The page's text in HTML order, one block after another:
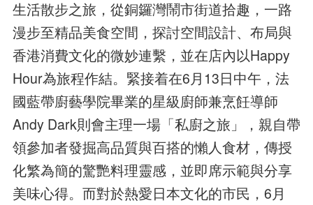
生活散步之旅，從銅鑼灣鬧市街道拾趣，一路
漫步至精品美食空間，探討空間設計、布局與
香港消費文化的微妙連繫，並在店內以Happy
Hour為旅程作結。緊接着在6月13日中午，法
國藍帶廚藝學院畢業的星級廚師兼烹飪導師
Andy Dark則會主理一場「私廚之旅」，親自帶
領參加者發掘高品質與百搭的懶人食材，傳授
化繁為簡的驚艷料理靈感，並即席示範與分享
美味心得。而對於熱愛日本文化的市民，6月